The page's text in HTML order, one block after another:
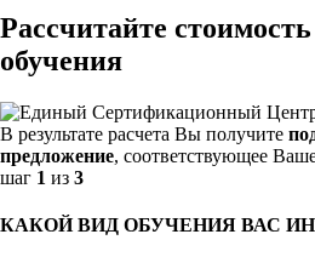
Рассчитайте
обучения
В результате расчета Вы получите
предложение, соответствующее
шаг 1 из 3
КАКОЙ ВИД ОБУЧЕНИЯ ВАС